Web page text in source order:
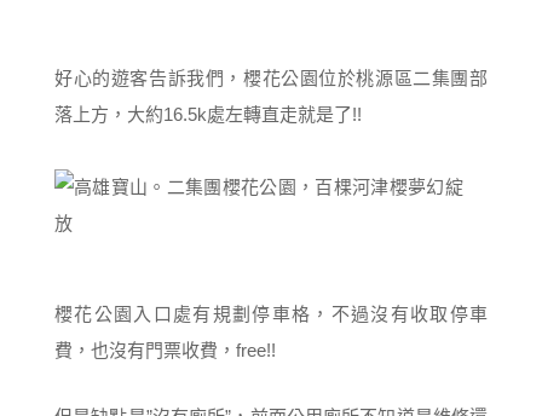
好心的遊客告訴我們，櫻花公園位於桃源區二集團部
落上方，大約16.5k處左轉直走就是了!!
櫻花公園入口處有規劃停車格，不過沒有收取停車
費，也沒有門票收費，free!!